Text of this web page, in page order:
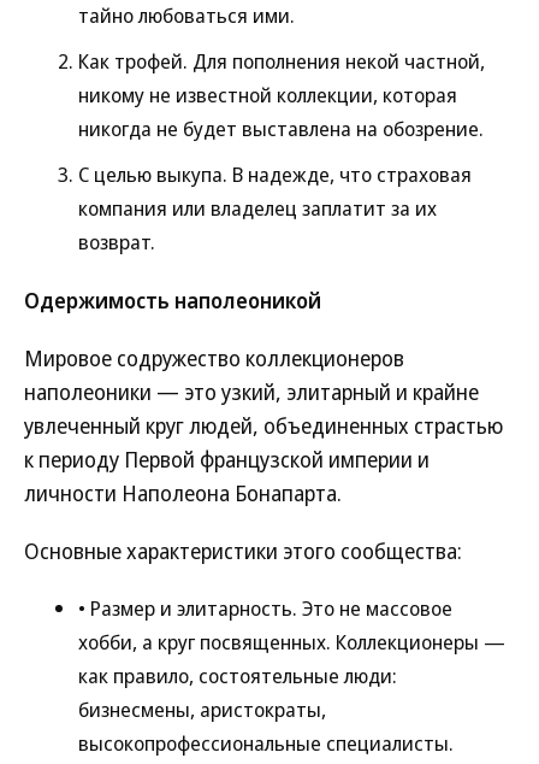
тайно любоваться ими.
Как трофей. Для пополнения некой частной,
никому не известной коллекции, которая
никогда не будет выставлена на обозрение.
С целью выкупа. В надежде, что страховая
компания или владелец заплатит за их
возврат.
Одержимость наполеоникой
Мировое содружество коллекционеров
наполеоники — это узкий, элитарный и крайне
увлеченный круг людей, объединенных страстью
к периоду Первой французской империи и
личности Наполеона Бонапарта.
Основные характеристики этого сообщества:
• Размер и элитарность. Это не массовое
хобби, а круг посвященных. Коллекционеры —
как правило, состоятельные люди:
бизнесмены, аристократы,
высокопрофессиональные специалисты.